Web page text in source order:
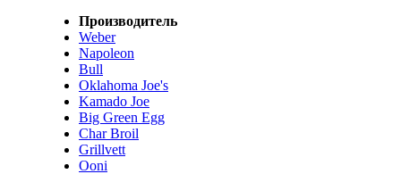
Производитель
Weber
Napoleon
Bull
Oklahoma Joe's
Kamado Joe
Big Green Egg
Char Broil
Grillvett
Ooni